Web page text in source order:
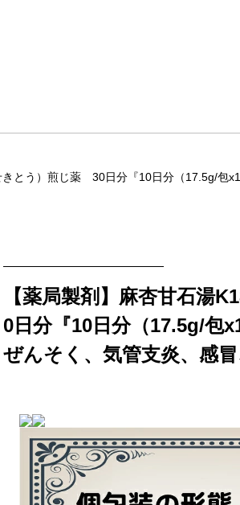
とう）煎じ薬 30日分『10日分（17.5g/包
【薬局製剤】麻杏甘石湯
0日分『10日分（17.5g/包
ぜんそく、気管支炎、感冒